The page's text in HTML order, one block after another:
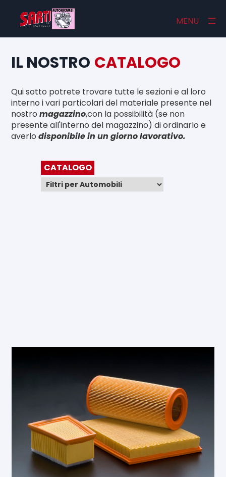
MENU
×
Catalogo
Chi Siamo
Contatti
IL NOSTRO CATALOGO
Qui sotto potrete trovare tutte le sezioni e al loro
interno i vari particolari del materiale presente nel
nostromagazzino,con la possibilità (se non
presente all'interno del magazzino) di ordinarlo e
averlo disponibile in un giorno lavorativo.
CATALOGO